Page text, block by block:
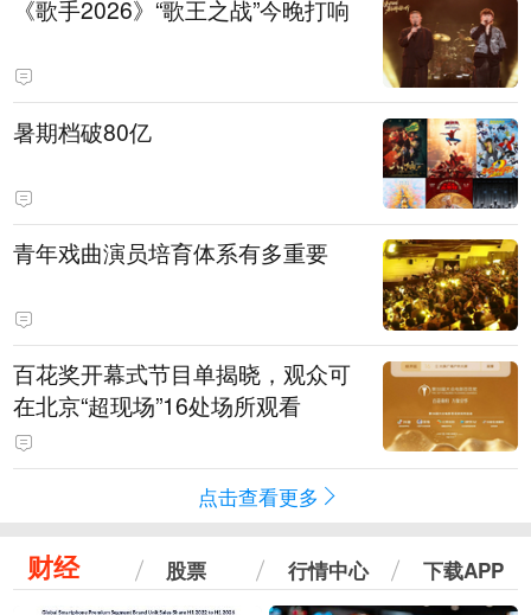
《歌手2026》“歌王之战”今晚打响
暑期档破80亿
青年戏曲演员培育体系有多重要
百花奖开幕式节目单揭晓，观众可
在北京“超现场”16处场所观看
点击查看更多
财经 股票 行情中心 下载APP